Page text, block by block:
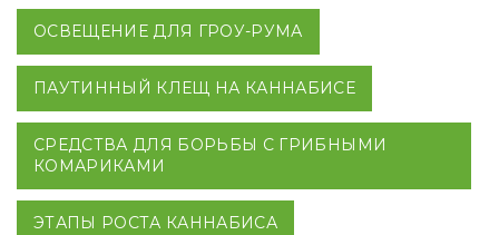
ОСВЕЩЕНИЕ ДЛЯ ГРОУ-РУМА
ПАУТИННЫЙ КЛЕЩ НА КАННАБИСЕ
СРЕДСТВА ДЛЯ БОРЬБЫ С ГРИБНЫМИ
КОМАРИКАМИ
ЭТАПЫ РОСТА КАННАБИСА